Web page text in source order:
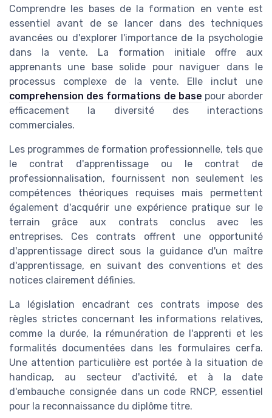
Comprendre les bases de la formation en vente est
essentiel avant de se lancer dans des techniques
avancées ou d'explorer l'importance de la psychologie
dans la vente. La formation initiale offre aux
apprenants une base solide pour naviguer dans le
processus complexe de la vente. Elle inclut une
comprehension des formations de base pour aborder
efficacement la diversité des interactions
commerciales.
Les programmes de formation professionnelle, tels que
le contrat d'apprentissage ou le contrat de
professionnalisation, fournissent non seulement les
compétences théoriques requises mais permettent
également d'acquérir une expérience pratique sur le
terrain grâce aux contrats conclus avec les
entreprises. Ces contrats offrent une opportunité
d'apprentissage direct sous la guidance d'un maître
d'apprentissage, en suivant des conventions et des
notices clairement définies.
La législation encadrant ces contrats impose des
règles strictes concernant les informations relatives,
comme la durée, la rémunération de l'apprenti et les
formalités documentées dans les formulaires cerfa.
Une attention particulière est portée à la situation de
handicap, au secteur d'activité, et à la date
d'embauche consignée dans un code RNCP, essentiel
pour la reconnaissance du diplôme titre.